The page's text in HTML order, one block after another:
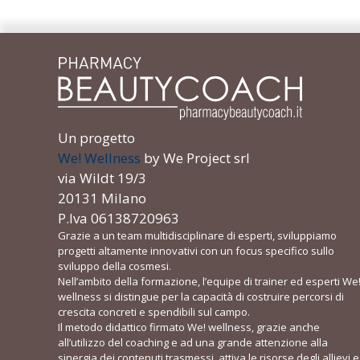
Un progetto
We! Wellness by We Project srl
via Wildt 19/3
20131 Milano
P.Iva 06138720963
Grazie a un team multidisciplinare di esperti, sviluppiamo
progetti altamente innovativi con un focus specifico sullo
sviluppo della cosmesi.
Nell’ambito della formazione, l’equipe di trainer ed esperti We!
wellness si distingue per la capacità di costruire percorsi di
crescita concreti e spendibili sul campo.
Il metodo didattico firmato We! wellness, grazie anche
all’utilizzo del coaching e ad una grande attenzione alla